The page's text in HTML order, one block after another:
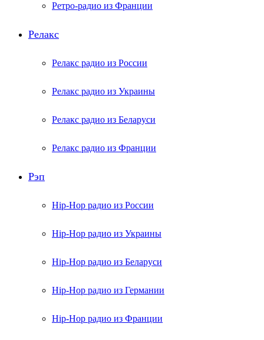
Ретро-радио из Франции
Релакс
Релакс радио из России
Релакс радио из Украины
Релакс радио из Беларуси
Релакс радио из Франции
Рэп
Hip-Hop радио из России
Hip-Hop радио из Украины
Hip-Hop радио из Беларуси
Hip-Hop радио из Германии
Hip-Hop радио из Франции